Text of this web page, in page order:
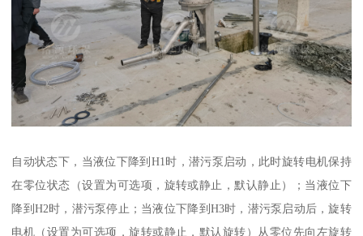
自动状态下，当液位下降到H1时，潜污泵启动，此时旋转电机保持
在零位状态（设置为可选项，旋转或静止，默认静止）；当液位下
降到H2时，潜污泵停止；当液位下降到H3时，潜污泵启动后，旋转
电机（设置为可选项，旋转或静止，默认旋转）从零位先向左旋转